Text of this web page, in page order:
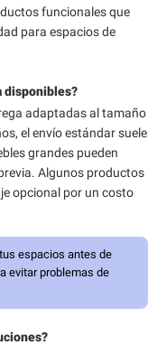
funcionales que
para espacios de
disponibles?
adaptadas al tamaño
el envío estándar suele
grandes pueden
Algunos productos
opcional por un costo
espacios antes de
evitar problemas de